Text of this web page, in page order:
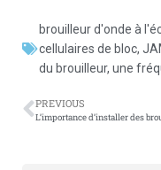
brouilleur d'onde à
cellulaires de bloc,
du brouilleur, une
PREVIOUS